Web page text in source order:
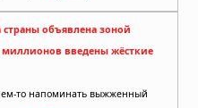
страны объявлена зоной
введены жёсткие
то напоминать выжженный